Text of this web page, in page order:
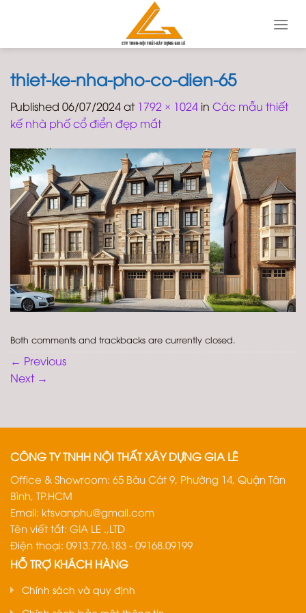
thiet-ke-nha-pho-co-dien-65
Published 06/07/2024at 1792 × 1024 in Các mẫu thiết
kế nhà phố cổ điển đẹp mắt
Both comments and trackbacks are currently closed.
← Previous
Next →
CÔNG TY TNHH NỘI THẤT XÂY DỰNG GIA LÊ
Office & Showroom: 65 Bàu Cát 9, Phường 14, Quận Tân
Bình, TP.HCM
Email: ktsvanphu@gmail.com
Tên viết tắt: GIA LE .,LTD
Điện thoại: 0913.776.183 - 09168.09199
HỖ TRỢ KHÁCH HÀNG
Chính sách và quy định